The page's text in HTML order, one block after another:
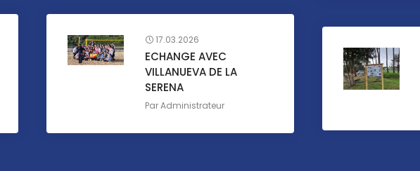
17.03.2026
ECHANGE AVEC
VILLANUEVA DE LA
SERENA
ParAdministrateur